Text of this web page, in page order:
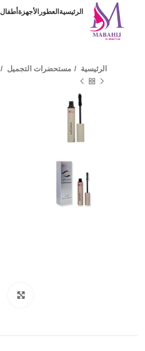
الرئيسيةالعطور الأجهزةأطفال
الرئيسية مستحضرات التجميل